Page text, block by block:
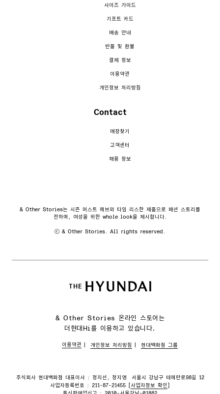
사이즈 가이드
기프트 카드
배송 안내
반품 및 환불
결제 정보
이용약관
개인정보 처리방침
Contact
매장찾기
고객센터
채용 정보
& Other Stories는 시즌 머스트 해브와 타임 리스한 제품으로 패션 스토리를
전하며, 여성을 위한 whole look을 제시합니다.
ⓒ & Other Stories. All rights reserved.
& Other Stories 온라인 스토어는
더현대Hi를 이용하고 있습니다.
이용약관 개인정보 처리방침 현대백화점 그룹
주식회사 현대백화점 대표이사 : 정지선, 정지영
서울시 강남구 테헤란로98길 12
사업자등록번호 : 211-87-21455 [ 사업자정보 확인